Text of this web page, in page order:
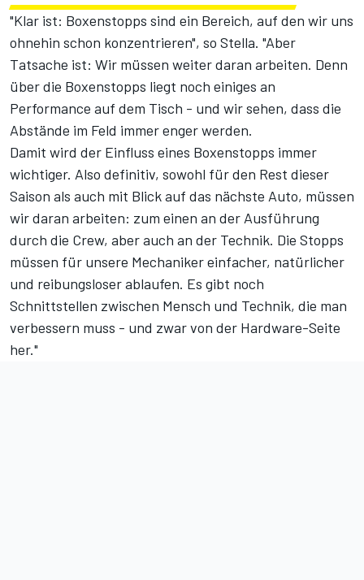
"Klar ist: Boxenstopps sind ein Bereich, auf den wir uns
ohnehin schon konzentrieren", so Stella. "Aber
Tatsache ist: Wir müssen weiter daran arbeiten. Denn
über die Boxenstopps liegt noch einiges an
Performance auf dem Tisch - und wir sehen, dass die
Abstände im Feld immer enger werden.
Damit wird der Einfluss eines Boxenstopps immer
wichtiger. Also definitiv, sowohl für den Rest dieser
Saison als auch mit Blick auf das nächste Auto, müssen
wir daran arbeiten: zum einen an der Ausführung
durch die Crew, aber auch an der Technik. Die Stopps
müssen für unsere Mechaniker einfacher, natürlicher
und reibungsloser ablaufen. Es gibt noch
Schnittstellen zwischen Mensch und Technik, die man
verbessern muss - und zwar von der Hardware-Seite
her."